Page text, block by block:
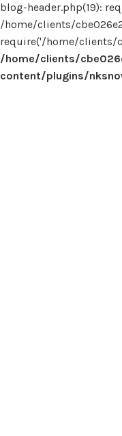
blog-header.php(19):
/home/clients/
require('/home/clients/
/home/clients/
content/plugins/